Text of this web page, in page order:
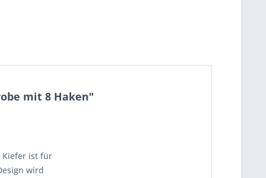
mit 8 Haken"
Kiefer ist für
wird